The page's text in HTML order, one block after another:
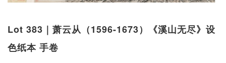
Lot 383｜萧云从（1596-1673）《溪山无尽》设
色纸本 手卷